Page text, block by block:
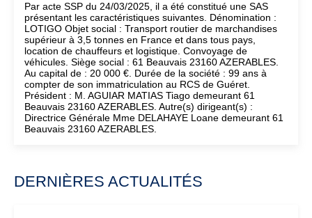
Par acte SSP du 24/03/2025, il a été constitué une SAS
présentant les caractéristiques suivantes. Dénomination :
LOTIGO Objet social : Transport routier de marchandises
supérieur à 3,5 tonnes en France et dans tous pays,
location de chauffeurs et logistique. Convoyage de
véhicules. Siège social : 61 Beauvais 23160 AZERABLES.
Au capital de : 20 000 €. Durée de la société : 99 ans à
compter de son immatriculation au RCS de Guéret.
Président : M. AGUIAR MATIAS Tiago demeurant 61
Beauvais 23160 AZERABLES. Autre(s) dirigeant(s) :
Directrice Générale Mme DELAHAYE Loane demeurant 61
Beauvais 23160 AZERABLES.
DERNIÈRES ACTUALITÉS